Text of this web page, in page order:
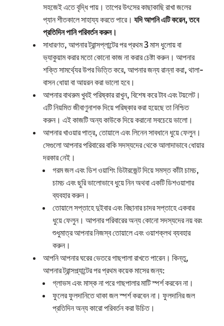
সহজেই এতে বৃদ্ধি পায়। তাপের উৎসের কাছাকাছি রাখা জলের
প্যান শীতকালে সাহায্য করতে পারে। যদি আপনি এটি করেন, তবে
প্রতিদিন পানি পরিবর্তন করুন।
সাধারণত, আপনার ট্রান্সপ্লান্টের পর প্রথম 3 মাস ধুলোয় বা
ভ্যাকুয়াম করার মতো কোনো কাজ না করার চেষ্টা করুন। আপনার
শক্তি সামর্থ্যের উপর ভিত্তি করে, আপনার জন্য রান্না করা, থালা-
বাসন ধোয়া বা আয়রন করা ভালো হবে।
আপনার বাথরুম খুবই পরিষ্কার রাখুন, বিশেষ করে টাব এবং টয়লেট।
এটি নিয়মিত জীবাণুনাশক দিয়ে পরিষ্কার করা হয়েছে তা নিশ্চিত
করুন। এই কাজটি অন্য কাউকে দিয়ে করানো সবচেয়ে ভালো।
আপনার খাওয়ার পাত্র, তোয়ালে এবং লিনেন সাবধানে ধুয়ে ফেলুন।
সেগুলো আপনার পরিবারের বাকি সদস্যদের থেকে আলাদাভাবে ধোয়ার
দরকার নেই।
গরম জল এবং ডিশ ওয়াশিং ডিটারজেন্ট দিয়ে সমস্ত কাঁটা চামচ,
চামচ এবং ছুরি ভালোভাবে ধুয়ে নিন অথবা একটি ডিশওয়াশার
ব্যবহার করুন।
তোয়ালে সপ্তাহে দুইবার এবং বিছানার চাদর সপ্তাহে একবার
ধুয়ে ফেলুন। আপনার পরিবারের অন্য কোনো সদস্যদের নয় বরং
শুধুমাত্র আপনার নিজস্ব তোয়ালে এবং ওয়াশক্লথ ব্যবহার
করুন।
আপনি আপনার ঘরের ভেতরে গাছপালা রাখতে পারেন। কিন্তু,
আপনার ট্রান্সপ্ল্যান্টের পর প্রথম কয়েক মাসের জন্য:
গ্লাভস এবং মাস্ক না পরে গাছপালার মাটি স্পর্শ করবেন না।
ফুলের ফুলদানিতে থাকা জল স্পর্শ করবেন না। ফুলদানির জল
প্রতিদিন অন্য কারো পরিবর্তন করা উচিত।